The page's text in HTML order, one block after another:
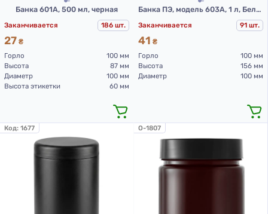
Банка 601А, 500 мл, черная
Заканчивается 186 шт.
27 ₴
Горло
100 мм
Высота
87 мм
Диаметр
100 мм
Высота этикетки
60 мм
Банка ПЭ, модель 603А, 1 л, Белый
Заканчивается 91 шт.
41 ₴
Горло
100 мм
Высота
156 мм
Диаметр
100 мм
Код: 1677 O-1807